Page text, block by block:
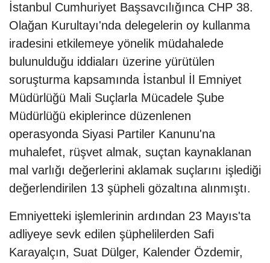
İstanbul Cumhuriyet Başsavcılığınca CHP 38.
Olağan Kurultayı'nda delegelerin oy kullanma
iradesini etkilemeye yönelik müdahalede
bulunulduğu iddiaları üzerine yürütülen
soruşturma kapsamında İstanbul İl Emniyet
Müdürlüğü Mali Suçlarla Mücadele Şube
Müdürlüğü ekiplerince düzenlenen
operasyonda Siyasi Partiler Kanunu'na
muhalefet, rüşvet almak, suçtan kaynaklanan
mal varlığı değerlerini aklamak suçlarını işlediği
değerlendirilen 13 şüpheli gözaltına alınmıştı.
Emniyetteki işlemlerinin ardından 23 Mayıs'ta
adliyeye sevk edilen şüphelilerden Safi
Karayalçın, Suat Dülger, Kalender Özdemir,